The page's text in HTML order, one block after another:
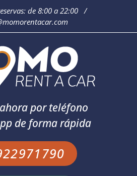
de 8:00 a 22:00 /
por teléfono
de forma rápida